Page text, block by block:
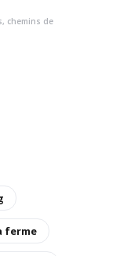
chemins de
ferme